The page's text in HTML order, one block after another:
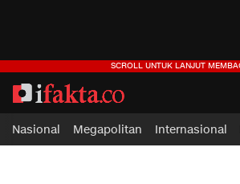
Nasional Megapolitan Internasional